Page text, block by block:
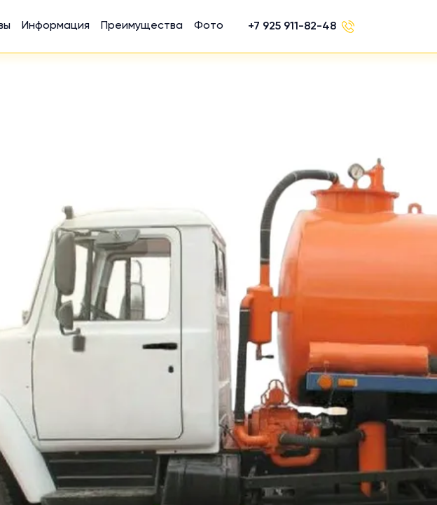
Информация Преимущества Фото +7 925 911-82-48